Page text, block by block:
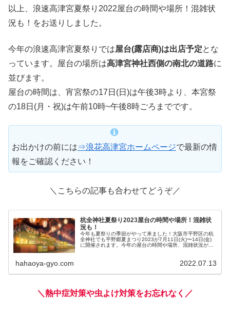
以上、浪速高津宮夏祭り2022屋台の時間や場所！混雑状
況も！をお送りしました。
今年の浪速高津宮夏祭りでは屋台(露店商)は出店予定とな
っています。屋台の場所は高津宮神社西側の南北の道路に
並びます。
屋台の時間は、宵宮祭の17日(日)は午後3時より、本宮祭
の18日(月・祝)は午前10時~午後8時ごろまでです。
お出かけの前には⇒浪花高津宮ホームページで最新の情
報をご確認ください！
＼こちらの記事も合わせてどうぞ／
杭全神社夏祭り2023屋台の時間や場所！混雑状
況も！
今年も夏祭りの季節がやって来ました！大阪市平野区の杭
全神社でも平野郷夏まつり2023が7月11日(火)〜14日(金)
に開催されます。今年の屋台の時間や場所、混雑状況が気
hahaoya-gyo.com 2022.07.13
＼熱中症対策や虫よけ対策をお忘れなく／